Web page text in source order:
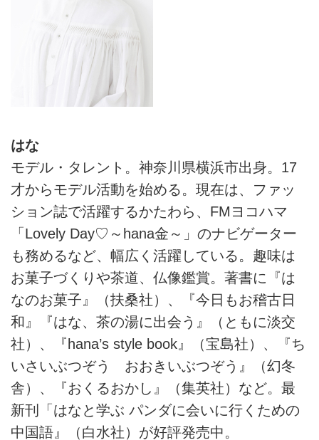
はな
モデル・タレント。神奈川県横浜市出身。17
才からモデル活動を始める。現在は、ファッ
ション誌で活躍するかたわら、FMヨコハマ
「Lovely Day♡～hana金～」のナビゲーター
も務めるなど、幅広く活躍している。趣味は
お菓子づくりや茶道、仏像鑑賞。著書に『は
なのお菓子』（扶桑社）、『今日もお稽古日
和』『はな、茶の湯に出会う』（ともに淡交
社）、『hana’s style book』（宝島社）、『ち
いさいぶつぞう おおきいぶつぞう』（幻冬
舎）、『おくるおかし』（集英社）など。最
新刊「はなと学ぶ パンダに会いに行くための
中国語』（白水社）が好評発売中。